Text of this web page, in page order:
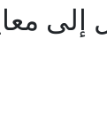
هل يعيد التصعيد